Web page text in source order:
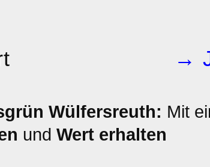
→
Wülfersreuth: Mit
und Wert erhalten